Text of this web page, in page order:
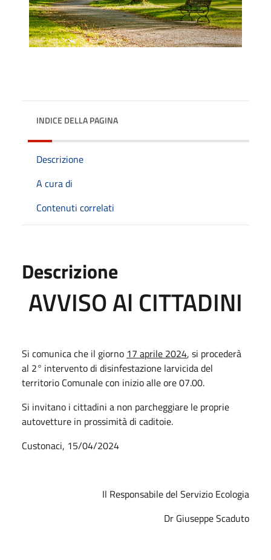
INDICE DELLA PAGINA
Descrizione
A cura di
Contenuti correlati
Descrizione
AVVISO Al CITTADINI
Si comunica che il giorno 17 aprile 2024, si procederà
al 2° intervento di disinfestazione larvicida del
territorio Comunale con inizio alle ore 07.00.
Si invitano i cittadini a non parcheggiare le proprie
autovetture in prossimità di caditoie.
Custonaci, 15/04/2024
Il Responsabile del Servizio Ecologia
Dr Giuseppe Scaduto